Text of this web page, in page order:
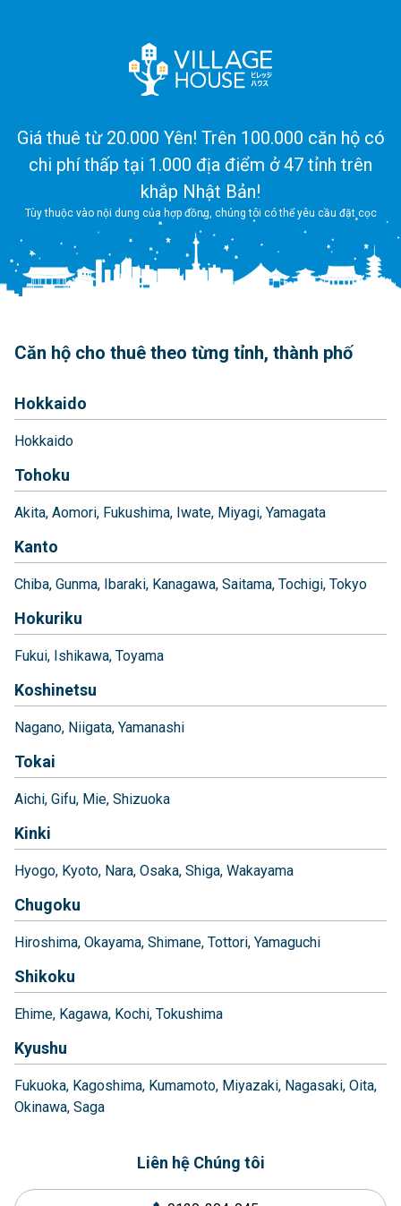
Giá thuê từ 20.000 Yên! Trên 100.000 căn hộ có
chi phí thấp tại 1.000 địa điểm ở 47 tỉnh trên
khắp Nhật Bản!
Tùy thuộc vào nội dung của hợp đồng, chúng tôi có thể yêu cầu đặt cọc
Căn hộ cho thuê theo từng tỉnh, thành phố
Hokkaido
Hokkaido
Tohoku
Akita Aomori Fukushima Iwate Miyagi Yamagata
Kanto
Chiba Gunma Ibaraki Kanagawa Saitama Tochigi Tokyo
Hokuriku
Fukui Ishikawa Toyama
Koshinetsu
Nagano Niigata Yamanashi
Tokai
Aichi Gifu Mie Shizuoka
Kinki
Hyogo Kyoto Nara Osaka Shiga Wakayama
Chugoku
Hiroshima Okayama Shimane Tottori Yamaguchi
Shikoku
Ehime Kagawa Kochi Tokushima
Kyushu
Fukuoka Kagoshima Kumamoto Miyazaki Nagasaki Oita
Okinawa Saga
Liên hệ Chúng tôi